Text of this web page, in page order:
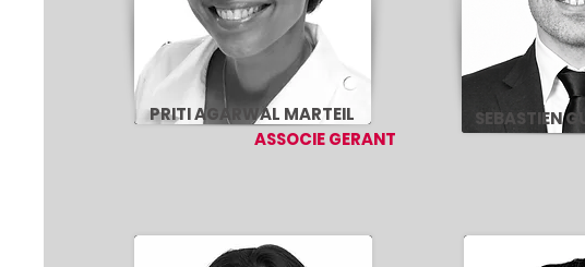
PRITI AGARWAL MARTEIL
ASSOCIE GERANT
SEBASTIEN